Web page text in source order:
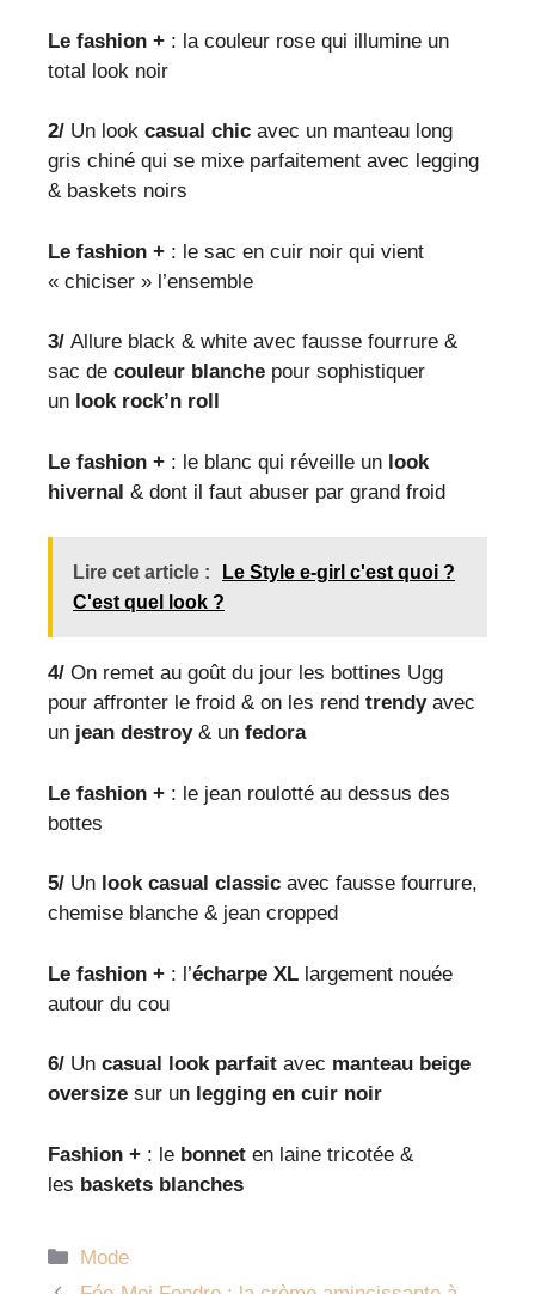
Le fashion + : la couleur rose qui illumine un
total look noir
2/ Un look casual chic avec un manteau long
gris chiné qui se mixe parfaitement avec legging
& baskets noirs
Le fashion + : le sac en cuir noir qui vient
« chiciser » l’ensemble
3/ Allure black & white avec fausse fourrure &
sac de couleur blanche pour sophistiquer
un look rock’n roll
Le fashion + : le blanc qui réveille un look
hivernal & dont il faut abuser par grand froid
Lire cet article :
Le Style e-girl c'est quoi ?
C'est quel look ?
4/ On remet au goût du jour les bottines Ugg
pour affronter le froid & on les rend trendyavec
un jean destroy& un fedora
Le fashion + : le jean roulotté au dessus des
bottes
5/ Un look casual classic avec fausse fourrure,
chemise blanche & jean cropped
Le fashion + : l’écharpe XL largement nouée
autour du cou
6/ Un casual look parfait avec manteau beige
oversize sur un legging en cuir noir
Fashion + : le bonnet en laine tricotée &
les baskets blanches
Catégories
Mode